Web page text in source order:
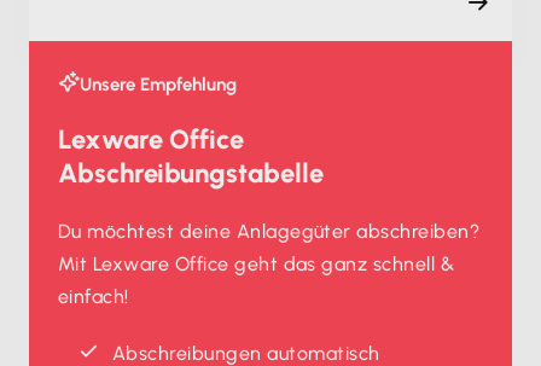
Unsere Empfehlung
Lexware Office
Abschreibungstabelle
Du möchtest deine Anlagegüter abschreiben?
Mit Lexware Office geht das ganz schnell &
einfach!
Abschreibungen automatisch